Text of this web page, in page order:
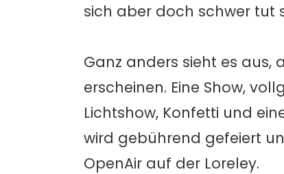
sich aber doch schwer tut
Ganz anders sieht es
erscheinen. Eine Show,
Lichtshow, Konfetti und
wird gebührend gefeiert
OpenAir auf der Loreley.